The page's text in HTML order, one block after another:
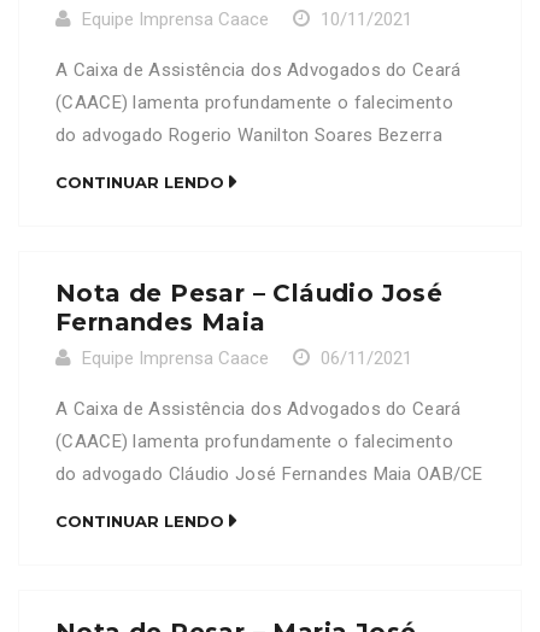
Equipe Imprensa Caace 10/11/2021
A Caixa de Assistência dos Advogados do Ceará
(CAACE) lamenta profundamente o falecimento
do advogado Rogerio Wanilton Soares Bezerra
CONTINUAR LENDO
Nota de Pesar – Cláudio José
Fernandes Maia
Equipe Imprensa Caace 06/11/2021
A Caixa de Assistência dos Advogados do Ceará
(CAACE) lamenta profundamente o falecimento
do advogado Cláudio José Fernandes Maia OAB/CE
CONTINUAR LENDO